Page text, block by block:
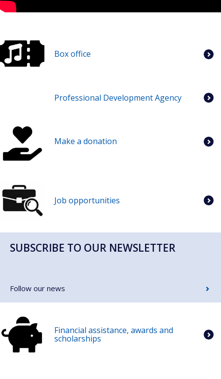
Box office
Professional Development Agency
Make a donation
Job opportunities
SUBSCRIBE TO OUR NEWSLETTER
Follow our news
Financial assistance, awards and
scholarships